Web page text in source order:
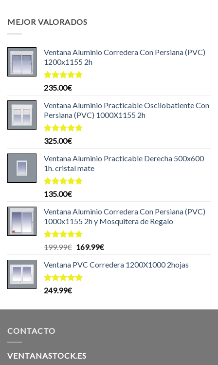
era:
MEJOR VALORADOS
Ventana Aluminio Corredera Con Persiana (PVC)
1200x1155 2h
Valorado
de 5
235.00€
Ventana Aluminio Practicable Oscilobatiente Con
Persiana (PVC) 1000X1155 2h
Valorado
de 5
325.00€
Ventana Aluminio Practicable Derecha 500x600
1h. cristal mate
Valorado
de 5
135.00€
Ventana Aluminio Corredera Con Persiana (PVC)
1000x1155 2h y Mosquitera de Regalo
Valorado
de 5
199.99€ El
original
era:
169.99€El
actual
Ventana PVC Corredera 1200X1000 2hojas
Valorado
249.99€
CONTACTO
VENTANASTOCK.ES